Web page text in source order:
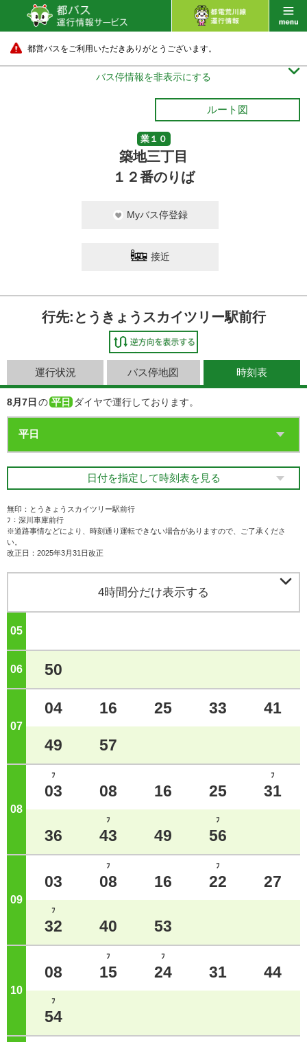
都営バスをご利用いただきありがとうございます。
バス停情報を非表示にする 
ルート図
業１０
築地三丁目
１２番のりば
Myバス停登録
接近
行先:とうきょうスカイツリー駅前行
運行状況 バス停地図 時刻表
8月7日 の 平日 ダイヤで運行しております。
日付を指定して時刻表を見る
無印：とうきょうスカイツリー駅前行
ﾌ：深川車庫前行
※道路事情などにより、時刻通り運転できない場合がありますので、ご了承くださ
い。
改正日：2025年3月31日改正
4時間分だけ表示する 
05
06 50
07 ジ
04 16 25 33 41
49 57
08 ジ
ﾌ
03 08 16 25
ﾌ
31
36
ﾌ
43 49
ﾌ
56
09 ジ
03
ﾌ
08 16
ﾌ
22 27
ﾌ
32 40 53
10 ジ
08
ﾌ
15
ﾌ
24 31 44
ﾌ
54